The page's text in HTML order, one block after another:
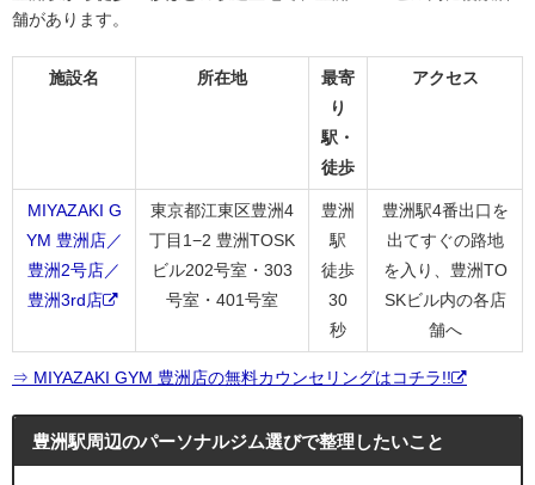
舗があります。
施設名 所在地
最寄
り
駅・
徒歩
アクセス
MIYAZAKI G
YM 豊洲店／
豊洲2号店／
豊洲3rd店
東京都江東区豊洲4
丁目1−2 豊洲TOSK
ビル202号室・303
号室・401号室
豊洲
駅
徒歩
30
秒
豊洲駅4番出口を
出てすぐの路地
を入り、豊洲TO
SKビル内の各店
舗へ
⇒ MIYAZAKI GYM 豊洲店の無料カウンセリングはコチラ!!
豊洲駅周辺のパーソナルジム選びで整理したいこと